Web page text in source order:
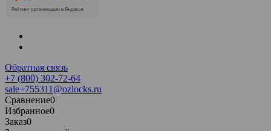
Обратная связь
+7 (800) 302-72-64
sale+755311@ozlocks.ru
Сравнение0
Избранное0
Заказ0